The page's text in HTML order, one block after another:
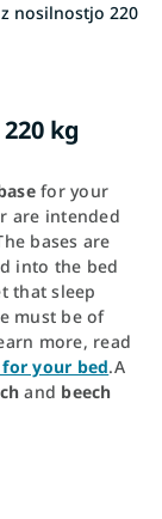
nosilnostjo 220
kg
for your
are intended
bases are
into the bed
that sleep
must be of
more, read
your bed.A
and beech